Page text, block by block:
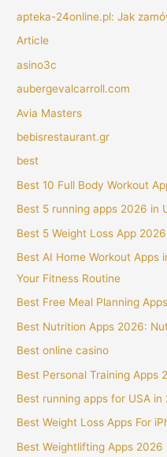
apteka-24online.pl: Jak
Article
asino3c
aubergevalcarroll.com
Avia Masters
bebisrestaurant.gr
best
Best 10 Full Body Workout
Best 5 running apps 2026 in
Best 5 Weight Loss App 2026
Best AI Home Workout Apps
Your Fitness Routine
Best Free Meal Planning
Best Nutrition Apps 2026:
Best online casino
Best Personal Training Apps
Best running apps for USA in
Best Weight Loss Apps For
Best Weightlifting Apps 2026